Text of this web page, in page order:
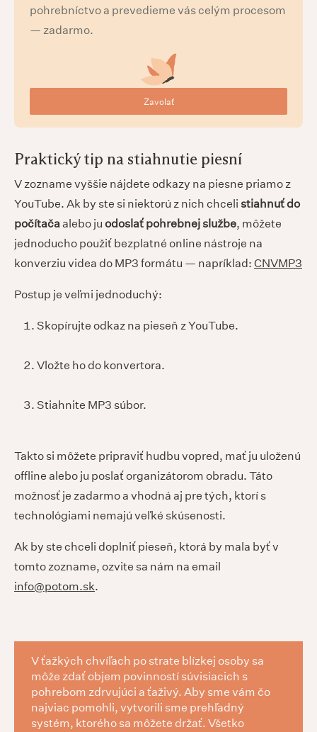
pohrebníctvo a prevedieme vás celým procesom
— zadarmo.
Zavolať
Praktický tip na stiahnutie piesní
V zozname vyššie nájdete odkazy na piesne priamo z
YouTube. Ak by ste si niektorú z nich chcelistiahnuť do
počítačaalebo juodoslať pohrebnej službe, môžete
jednoducho použiť bezplatné online nástroje na
konverziu videa do MP3 formátu — napríklad:CNVMP3
Postup je veľmi jednoduchý:
Skopírujte odkaz na pieseň z YouTube.
Vložte ho do konvertora.
Stiahnite MP3 súbor.
Takto si môžete pripraviť hudbu vopred, mať ju uloženú
offline alebo ju poslať organizátorom obradu. Táto
možnosť je zadarmo a vhodná aj pre tých, ktorí s
technológiami nemajú veľké skúsenosti.
Ak by ste chceli doplniť pieseň, ktorá by mala byť v
tomto zozname, ozvite sa nám na email
info@potom.sk.
V ťažkých chvíľach po strate blízkej osoby sa
môže zdať objem povinností súvisiacich s
pohrebom zdrvujúci a ťaživý. Aby sme vám čo
najviac pomohli, vytvorili sme prehľadný
systém, ktorého sa môžete držať. Všetko